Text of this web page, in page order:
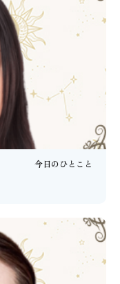
今日のひとこと